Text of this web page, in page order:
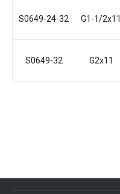
S0649-24-32 G1-1/2x11
S0649-32 G2x11